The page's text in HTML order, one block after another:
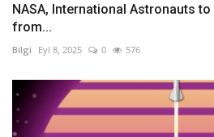
NASA, International Astronauts
from...
Bilgi Eyl 8, 2025 0 576